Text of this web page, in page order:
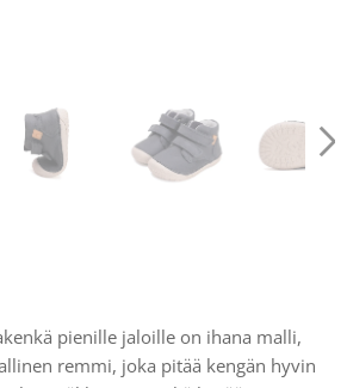
pienille jaloille on ihana malli,
remmi, joka pitää kengän hyvin